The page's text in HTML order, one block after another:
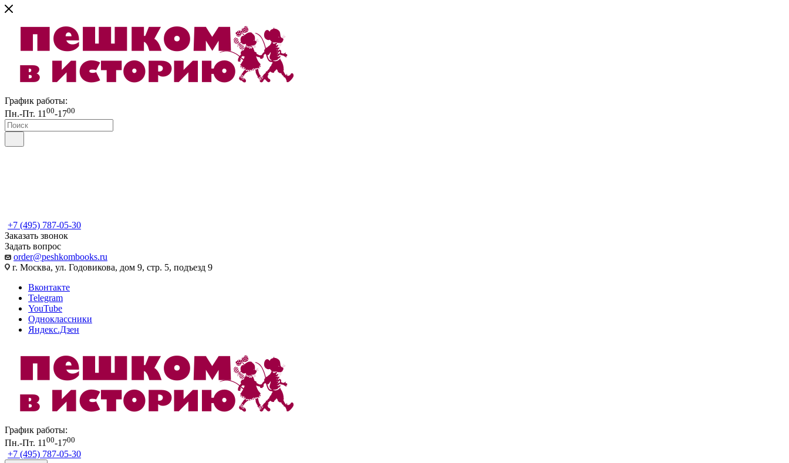
График работы:
Пн.-Пт. 11 00-1700
+7 (495) 787-05-30
Заказать звонок
Задать вопрос
order@peshkombooks.ru
г. Москва, ул. Годовикова, дом 9, стр. 5, подъезд 9
Вконтакте
Telegram
YouTube
Одноклассники
Яндекс.Дзен
График работы:
Пн.-Пт. 1100-1700
+7 (495) 787-05-30